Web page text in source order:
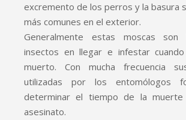
excremento de los perros y la basura
más comunes en el exterior.
Generalmente estas moscas son
insectos en llegar e infestar
muerto. Con mucha frecuencia
utilizadas por los entomólogos
determinar el tiempo de la
asesinato.